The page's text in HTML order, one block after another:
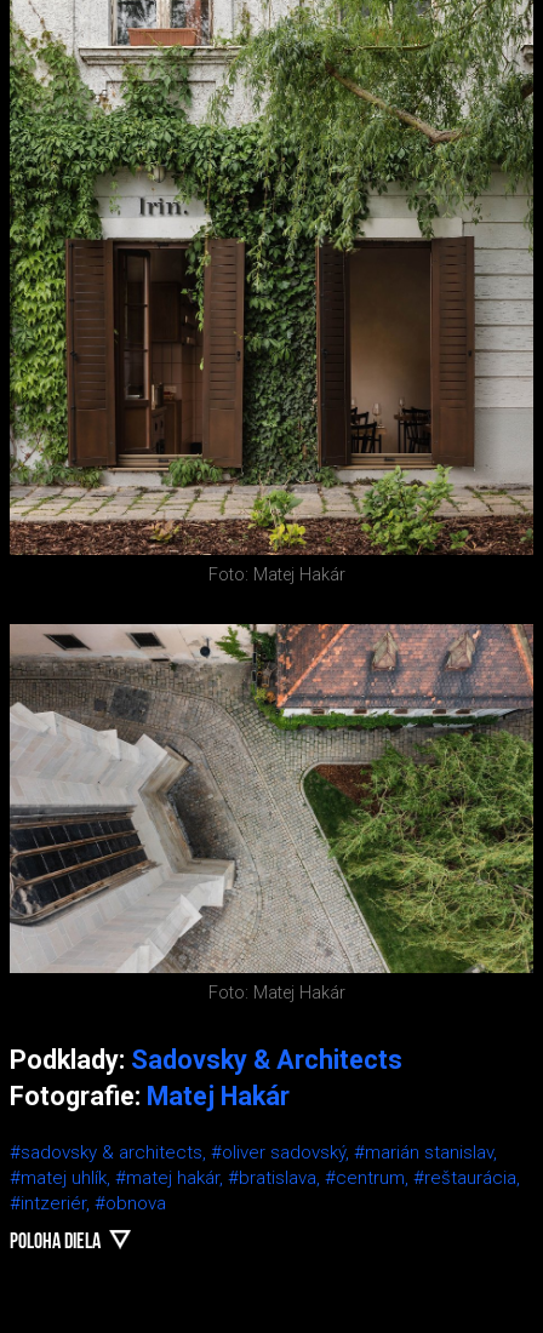
Foto: Matej Hakár
Foto: Matej Hakár
Podklady: Sadovsky & Architects
Fotografie: Matej Hakár
#sadovsky & architects, #oliver sadovský, #marián stanislav,
#matej uhlík, #matej hakár, #bratislava, #centrum, #reštaurácia,
#intzeriér, #obnova
POLOHA DIELA